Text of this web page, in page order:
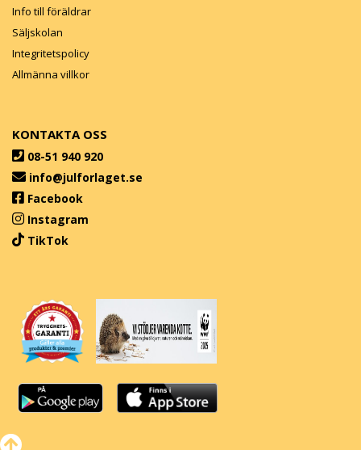
Info till föräldrar
Säljskolan
Integritetspolicy
Allmänna villkor
KONTAKTA OSS
08-51 940 920
info@julforlaget.se
Facebook
Instagram
TikTok